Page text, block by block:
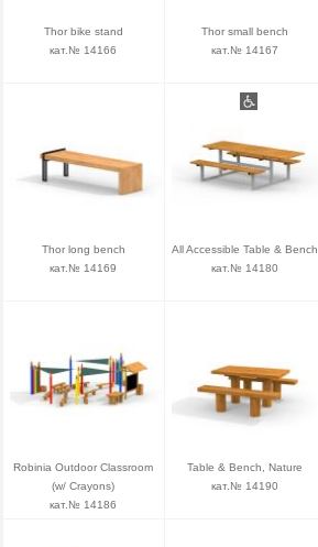
Thor bike stand
кат.№ 14166
Thor small bench
кат.№ 14167
Thor long bench
кат.№ 14169
All Accessible Table & Bench
кат.№ 14180
Robinia Outdoor Classroom
(w/ Crayons)
кат.№ 14186
Table & Bench, Nature
кат.№ 14190